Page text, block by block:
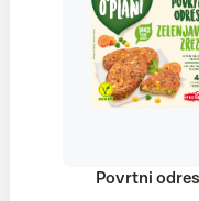
Povrtni